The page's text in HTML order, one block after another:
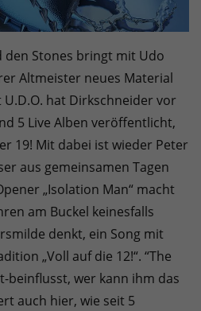
den Stones bringt mit Udo
Altmeister neues Material
hat Dirkschneider vor
5 Live Alben veröffentlicht,
19! Mit dabei ist wieder Peter
aus gemeinsamen Tagen
„Isolation Man“ macht
am Buckel keinesfalls
denkt, ein Song mit
„Voll auf die 12!“. “The
beinflusst, wer kann ihm das
auch hier, wie seit 5